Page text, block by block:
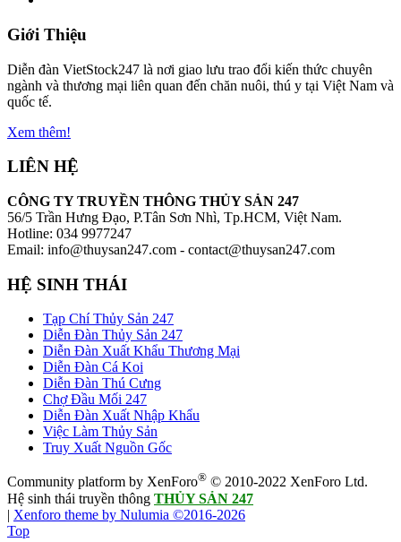
Giới Thiệu
Diễn đàn VietStock247 là nơi giao lưu trao đổi kiến thức chuyên
ngành và thương mại liên quan đến chăn nuôi, thú y tại Việt Nam và
quốc tế.
Xem thêm!
LIÊN HỆ
CÔNG TY TRUYỀN THÔNG THỦY SẢN 247
56/5 Trần Hưng Đạo, P.Tân Sơn Nhì, Tp.HCM, Việt Nam.
Hotline: 034 9977247
Email: info@thuysan247.com - contact@thuysan247.com
HỆ SINH THÁI
Tạp Chí Thủy Sản 247
Diễn Đàn Thủy Sản 247
Diễn Đàn Xuất Khẩu Thương Mại
Diễn Đàn Cá Koi
Diễn Đàn Thú Cưng
Chợ Đầu Mối 247
Diễn Đàn Xuất Nhập Khẩu
Việc Làm Thủy Sản
Truy Xuất Nguồn Gốc
Community platform by XenForo® © 2010-2022 XenForo Ltd.
Hệ sinh thái truyền thông THỦY SẢN 247
| Xenforo theme by Nulumia ©2016-2026
Top